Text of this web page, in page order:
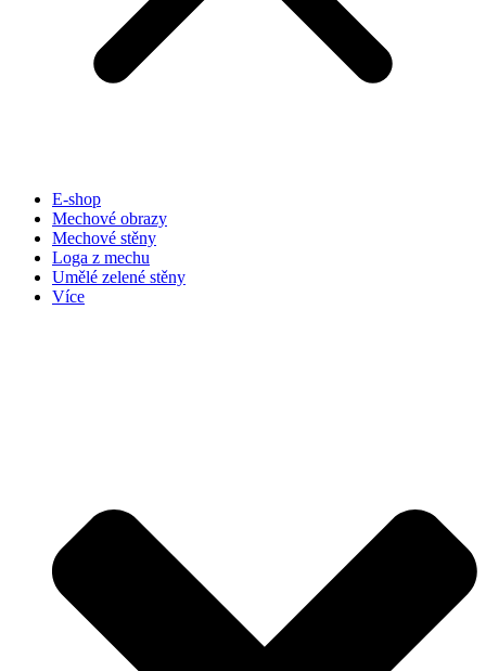
E-shop
Mechové obrazy
Mechové stěny
Loga z mechu
Umělé zelené stěny
Více